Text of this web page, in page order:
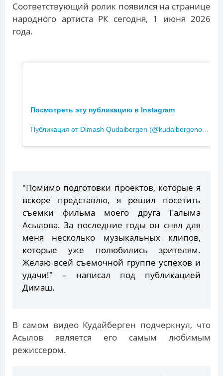
Соответствующий ролик появился на странице
народного артиста РК сегодня, 1 июня 2026
года.
Посмотреть эту публикацию в Instagram
П
убликация от Dimash Qudaibergen (@kudaibergenov.dimash)
"Помимо подготовки проектов, которые я
вскоре представлю, я решил посетить
съемки фильма моего друга Галыма
Асылова. За последние годы он снял для
меня несколько музыкальных клипов,
которые уже полюбились зрителям.
Желаю всей съемочной группе успехов и
удачи!" – написал под публикацией
Димаш.
В самом видео Кудайберген подчеркнул, что
Асылов является его самым любимым
режиссером.